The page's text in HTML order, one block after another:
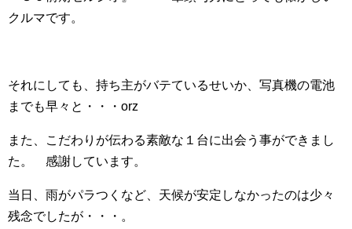
クルマです。
それにしても、持ち主がバテているせいか、写真機の電池
までも早々と・・・orz
また、こだわりが伝わる素敵な１台に出会う事ができまし
た。 感謝しています。
当日、雨がパラつくなど、天候が安定しなかったのは少々
残念でしたが・・・。